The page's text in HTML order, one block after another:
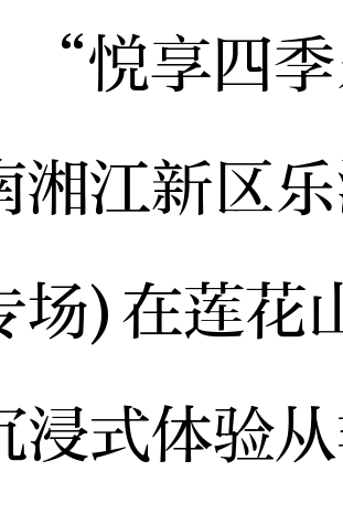
悦享四
湘江新区
场)在莲花
浸式体验